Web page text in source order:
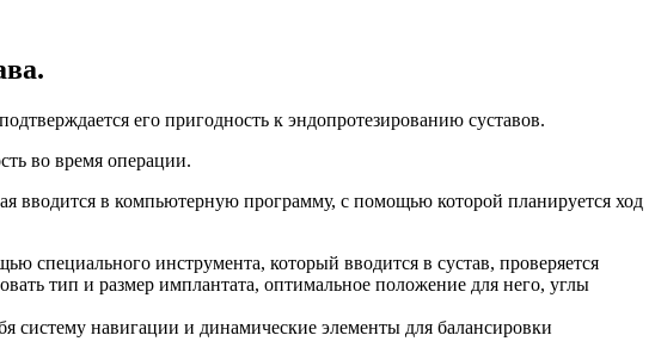
его пригодность к эндопротезированию суставов.
во время операции.
вводится в компьютерную программу, с помощью которой планируется ход
специального инструмента, который вводится в сустав, проверяется
тип и размер имплантата, оптимальное положение для него, углы
систему навигации и динамические элементы для балансировки